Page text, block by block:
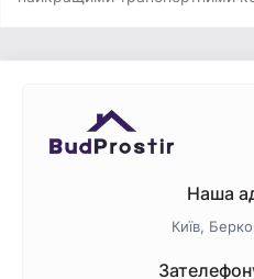
Наша
Київ,